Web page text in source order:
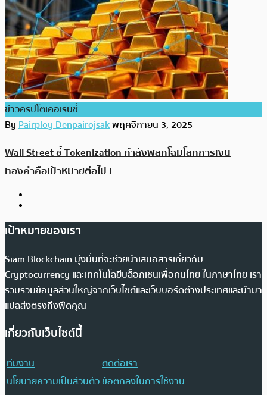
ข่าวคริปโตเคอเรนซี่
ByPairploy Denpairojsakพฤศจิกายน 3, 2025
Wall Street ชี้ Tokenization กำลังพลิกโฉมโลกการเงิน
ทองคำคือเป้าหมายต่อไป !
เป้าหมายของเรา
Siam Blockchain มุ่งมั่นที่จะช่วยนำเสนอสารเกี่ยวกับ
Cryptocurrency และเทคโนโลยีบล็อกเชนเพื่อคนไทย ในภาษาไทย เรา
รวบรวมข้อมูลส่วนใหญ่จากเว็บไซต์และเว็บบอร์ดต่างประเทศและนำมา
แปลส่งตรงถึงฟีดคุณ
เกี่ยวกับเว็บไซต์นี้
ทีมงาน
ติดต่อเรา
นโยบายความเป็นส่วนตัวข้อตกลงในการใช้งาน